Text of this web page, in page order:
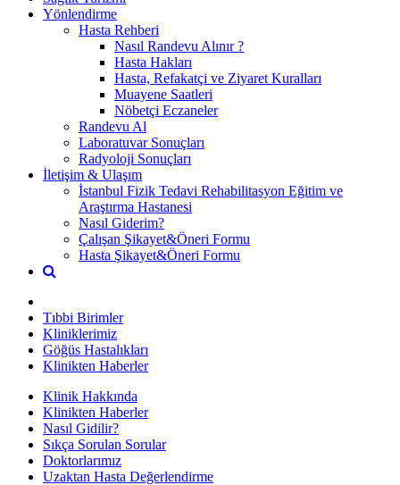
Yönlendirme
Hasta Rehberi
Nasıl Randevu Alınır ?
Hasta Hakları
Hasta, Refakatçi ve Ziyaret Kuralları
Muayene Saatleri
Nöbetçi Eczaneler
Randevu Al
Laboratuvar Sonuçları
Radyoloji Sonuçları
İletişim & Ulaşım
İstanbul Fizik Tedavi Rehabilitasyon Eğitim ve
Araştırma Hastanesi
Nasıl Giderim?
Çalışan Şikayet&Öneri Formu
Hasta Şikayet&Öneri Formu
Tıbbi Birimler
Kliniklerimiz
Göğüs Hastalıkları
Klinikten Haberler
Klinik Hakkında
Klinikten Haberler
Nasıl Gidilir?
Sıkça Sorulan Sorular
Doktorlarımız
Uzaktan Hasta Değerlendirme